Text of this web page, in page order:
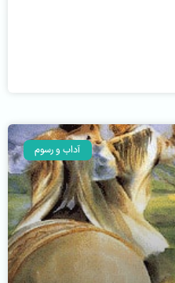
آداب و رسوم